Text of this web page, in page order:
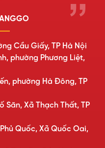
Cầu Giấy, TP Hà Nội
phường Phương Liệt,
phường Hà Đông, TP
Săn, Xã Thạch Thất, TP
Quốc, Xã Quốc Oai,